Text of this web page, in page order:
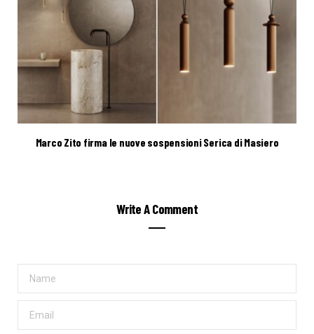
Marco Zito firma le nuove sospensioni Serica di Masiero
Write A Comment